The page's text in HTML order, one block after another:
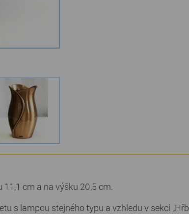
cm a na výšku 20,5 cm.
s lampou stejného typu a vzhledu v sekci